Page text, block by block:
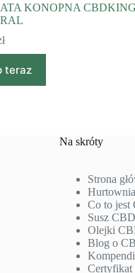
KONOPNA CBDKING
teraz
Na skróty
Strona
Co to jest
Susz CBD
Olejki
Blog o
Certyfikat